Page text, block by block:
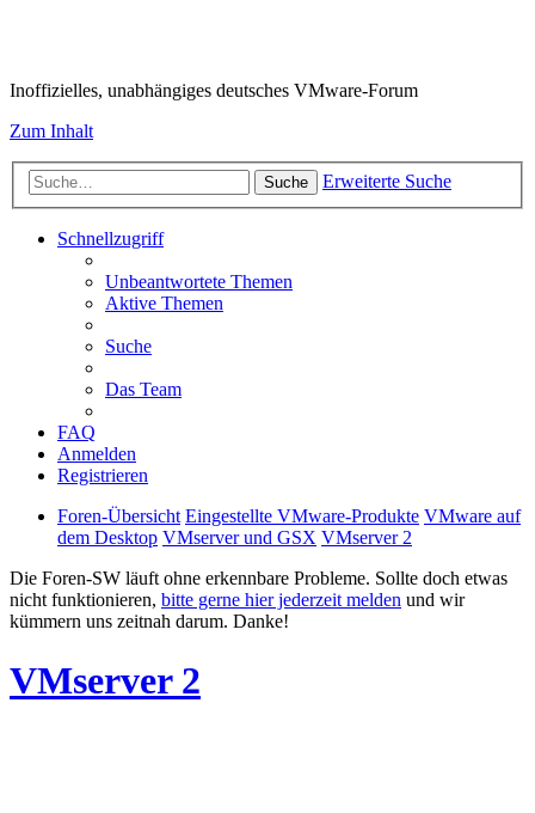
Inoffizielles, unabhängiges deutsches VMware-Forum
Zum Inhalt
Suche Erweiterte Suche
Schnellzugriff
Unbeantwortete Themen
Aktive Themen
Suche
Das Team
FAQ
Anmelden
Registrieren
Foren-Übersicht Eingestellte VMware-Produkte VMware auf
dem Desktop VMserver und GSX VMserver 2
Die Foren-SW läuft ohne erkennbare Probleme. Sollte doch etwas
nicht funktionieren, bitte gerne hier jederzeit melden und wir
kümmern uns zeitnah darum. Danke!
VMserver 2